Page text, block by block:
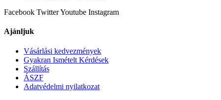
Facebook TwitterYoutube Instagram
Ajánljuk
Vásárlási kedvezmények
Gyakran Ismételt Kérdések
Szállítás
ÁSZF
Adatvédelmi nyilatkozat